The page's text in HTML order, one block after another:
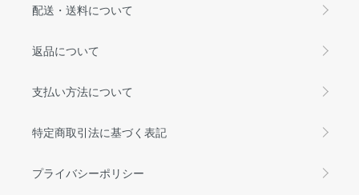
配送・送料について
返品について
支払い方法について
特定商取引法に基づく表記
プライバシーポリシー